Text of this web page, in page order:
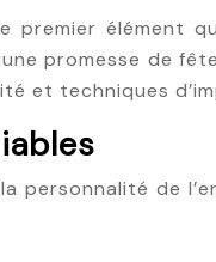
élément
promesse de
et techniques
de